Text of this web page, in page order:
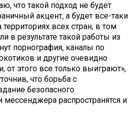
что такой подход не будет
акцент, а будет все-таки
территориях всех стран, в том
в результате такой работы из
порнография, каналы по
и другие очевидно
этого все только выиграют»,
что борьба с
безопасного
мессенджера распространятся и